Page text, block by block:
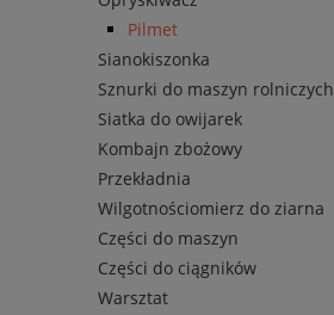
Pilmet
Sianokiszonka
Sznurki do maszyn rolniczych
Siatka do owijarek
Kombajn zbożowy
Przekładnia
Wilgotnościomierz do ziarna
Części do maszyn
Części do ciągników
Warsztat